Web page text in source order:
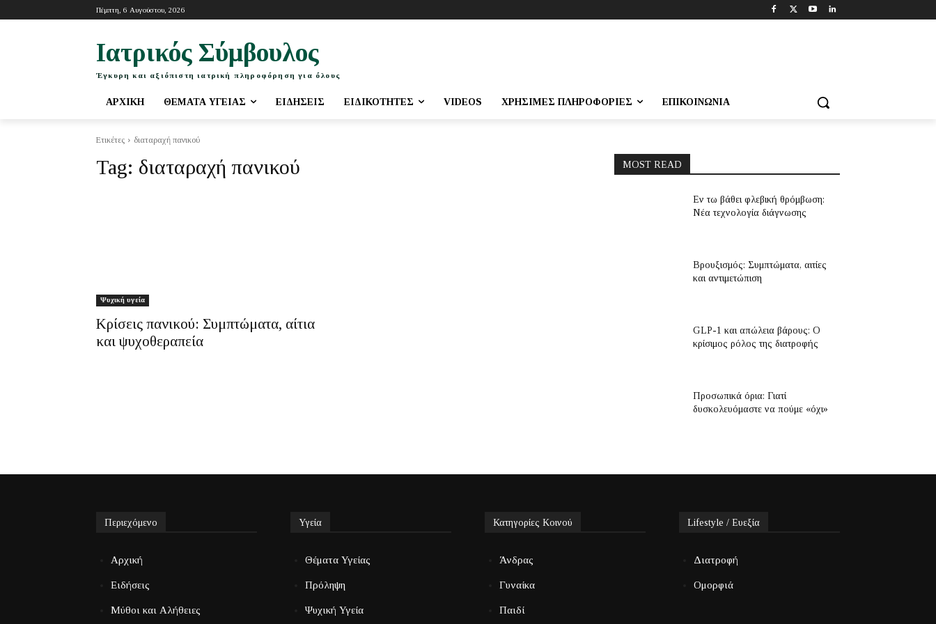
Πέμπτη, 6 Αυγούστου, 2026
Ιατρικός Σύμβουλος
Έγκυρη και αξιόπιστη ιατρική πληροφόρηση για όλους
ΑΡΧΙΚΉ ΘΈΜΑΤΑ ΥΓΕΊΑΣ ΕΙΔΉΣΕΙΣ ΕΙΔΙΚΌΤΗΤΕΣ VIDEOS ΧΡΉΣΙΜΕΣ ΠΛΗΡΟΦΟΡΊΕΣ ΕΠΙΚΟΙΝΩΝΊΑ
Ετικέτες διαταραχή πανικού
Tag: διαταραχή πανικού
Ψυχική υγεία
Κρίσεις πανικού: Συμπτώματα, αίτια
και ψυχοθεραπεία
MOST READ
Εν τω βάθει φλεβική θρόμβωση:
Νέα τεχνολογία διάγνωσης
Βρουξισμός: Συμπτώματα, αιτίες
και αντιμετώπιση
GLP-1 και απώλεια βάρους: Ο
κρίσιμος ρόλος της διατροφής
Προσωπικά όρια: Γιατί
δυσκολευόμαστε να πούμε «όχι»
Περιεχόμενο
Αρχική
Ειδήσεις
Μύθοι και Αλήθειες
Υγεία
Θέματα Υγείας
Πρόληψη
Ψυχική Υγεία
Κατηγορίες Κοινού
Άνδρας
Γυναίκα
Παιδί
Lifestyle / Ευεξία
Διατροφή
Ομορφιά